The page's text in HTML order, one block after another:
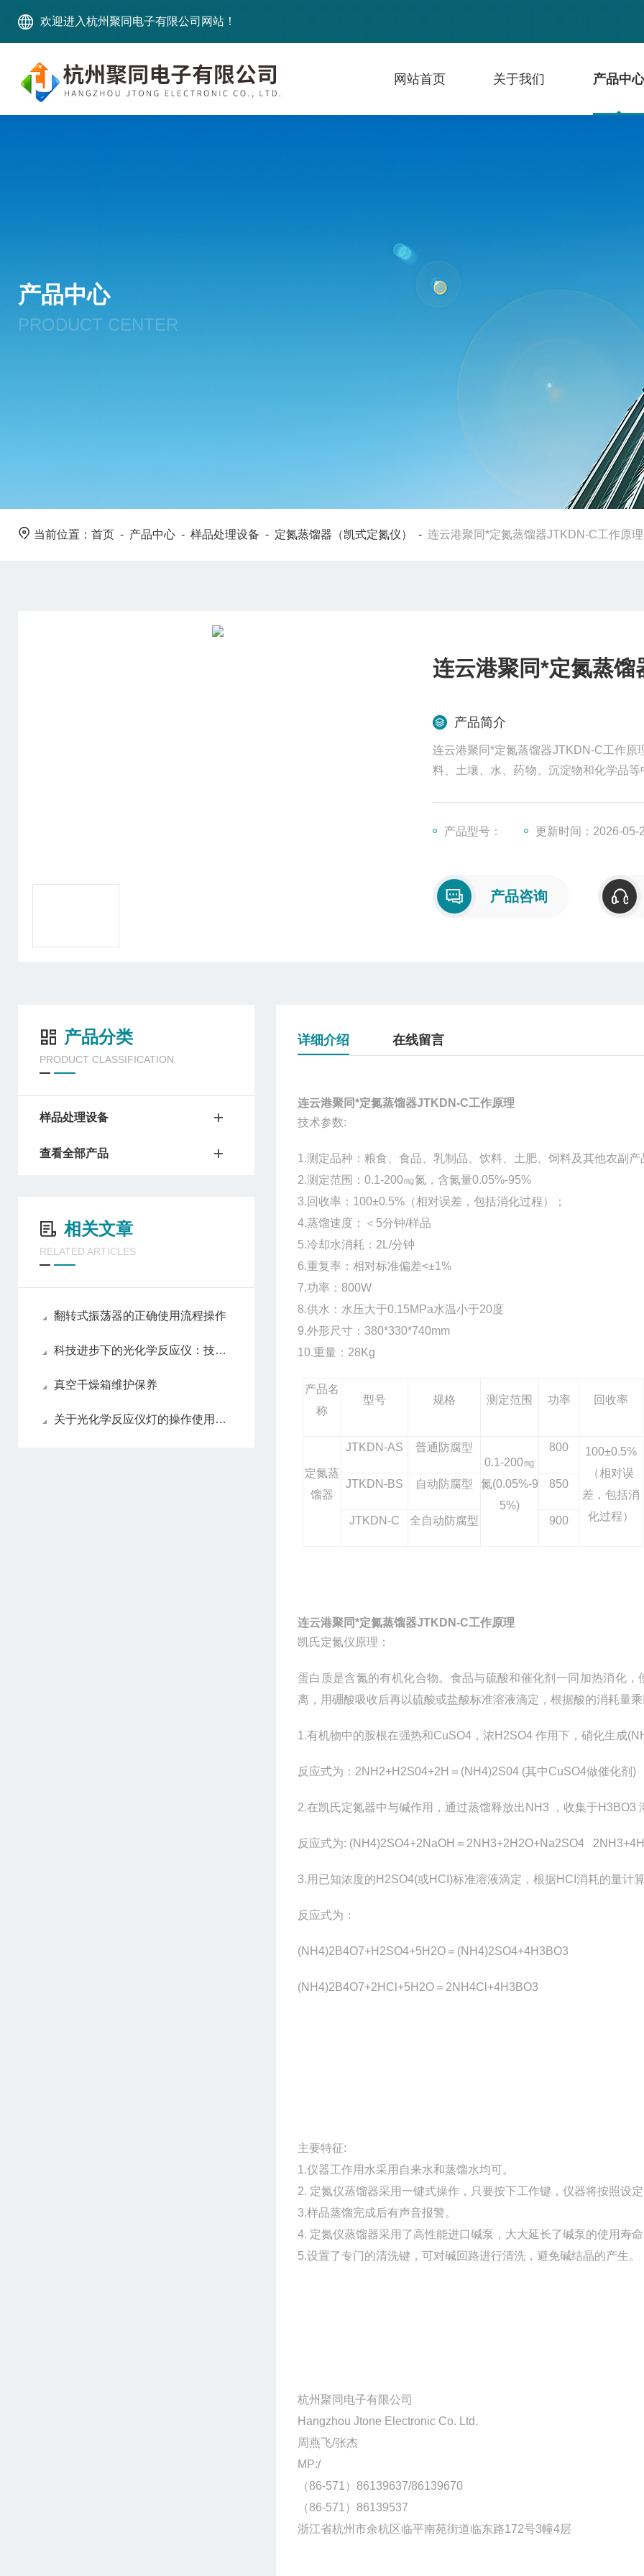
欢迎进入杭州聚同电子有限公司网站！
网站首页 关于我们 产品中心
产品中心
PRODUCT CENTER
当前位置： 首页 - 产品中心 - 样品处理设备 - 定氮蒸馏器（凯式定氮仪） - 连云港聚同*定氮蒸馏器JTKDN-C工作原理
连云港聚同*定氮蒸
产品简介
连云港聚同*定氮蒸馏器JTKDN-C工作原
料、土壤、水、药物、沉淀物和化学品
产品型号：
更新时间：2026-05-
产品咨询
产品分类
PRODUCT CLASSIFICATION
样品处理设备
查看全部产品
相关文章
RELATED ARTICLES
翻转式振荡器的正确使用流程操作
科技进步下的光化学反应仪：技术创新与未来发展展望
真空干燥箱维护保养
关于光化学反应仪灯的操作使用说明
详细介绍 在线留言
连云港聚同*定氮蒸馏器JTKDN-C工作原理
技术参数:
1.测定品种：粮食、食品、乳制品、饮料、土肥、饲料及其他农副产
2.测定范围：0.1-200㎎氮，含氮量0.05%-95%
3.回收率：100±0.5%（相对误差，包括消化过程）；
4.蒸馏速度：＜5分钟/样品
5.冷却水消耗：2L/分钟
6.重复率：相对标准偏差<±1%
7.功率：800W
8.供水：水压大于0.15MPa水温小于20度
9.外形尺寸：380*330*740mm
10.重量：28Kg
产品名
称
型号 规格 测定范围 功率 回收率
定氮蒸
馏器
JTKDN-AS
普通防腐型
0.1-200㎎
氮(0.05%-9
5%)
800 100±0.5%
（相对误
差，包括消
化过程）
JTKDN-BS 自动防腐型 850
JTKDN-C 全自动防腐型 900
连云港聚同*定氮蒸馏器JTKDN-C工作原理
凯氏定氮仪原理：
蛋白质是含氮的有机化合物。食品与硫酸和催化剂一同加热消化
离，用硼酸吸收后再以硫酸或盐酸标准溶液滴定，根据酸的消耗量
1.有机物中的胺根在强热和CuSO4 ，浓 H2SO4 作用下，硝化生成
反应式为： 2NH2+H2S04+2H ＝ (NH4)2S04 (其中CuSO4做催化剂 )
2.在凯氏定氮器中与碱作用，通过蒸馏释放出 NH3 ，收集于H3BO3
反应式为: (NH4)2SO4+2NaOH ＝ 2NH3+2H2O+Na2SO4
3.用已知浓度的 H2SO4(或 HCI)标准溶液滴定，根据 HCI 消耗的量计
反应式为：
(NH4)2B4O7+H2SO4+5H2O ＝ (NH4)2SO4+4H3BO3
(NH4)2B4O7+2HCl+5H2O ＝ 2NH4Cl+4H3BO3
主要特征:
1.仪器工作用水采用自来水和蒸馏水均可。
2. 定氮仪蒸馏器采用一键式操作，只要按下工作键，仪器将按照设
3.样品蒸馏完成后有声音报警。
4. 定氮仪蒸馏器采用了高性能进口碱泵，大大延长了碱泵的使用寿
5.设置了专门的清洗键，可对碱回路进行清洗，避免碱结晶的产生。
杭州聚同电子有限公司
Hangzhou Jtone Electronic Co. Ltd.
周燕飞/张杰
MP:/
（86-571）86139637/86139670
（86-571）86139537
浙江省杭州市余杭区临平南苑街道临东路172号3幢4层